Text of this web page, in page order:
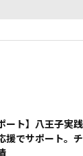
ート】八王子実
援でサポート。